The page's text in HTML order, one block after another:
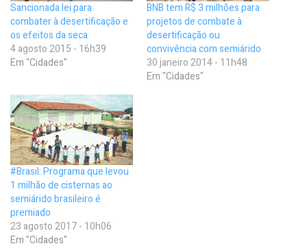
Sancionada lei para
combater à desertificação e
os efeitos da seca
4 agosto 2015 - 16h39
Em "Cidades"
BNB tem R$ 3 milhões para
projetos de combate à
desertificação ou
convivência com semiárido
30 janeiro 2014 - 11h48
Em "Cidades"
#Brasil: Programa que levou
1 milhão de cisternas ao
semiárido brasileiro é
premiado
23 agosto 2017 - 10h06
Em "Cidades"